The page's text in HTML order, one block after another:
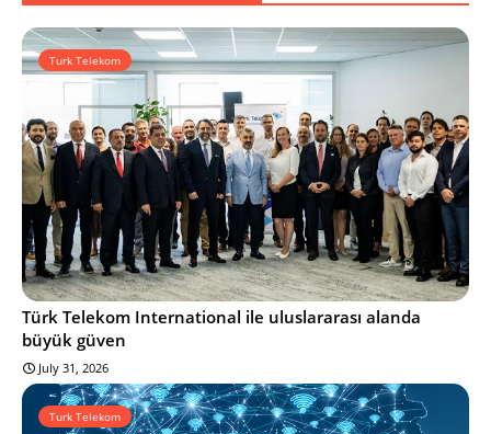
Turk Telekom
Türk Telekom International ile uluslararası alanda
büyük güven
July 31, 2026
Turk Telekom